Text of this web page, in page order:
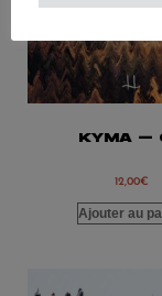
KYMA –
12,00€
Ajouter au